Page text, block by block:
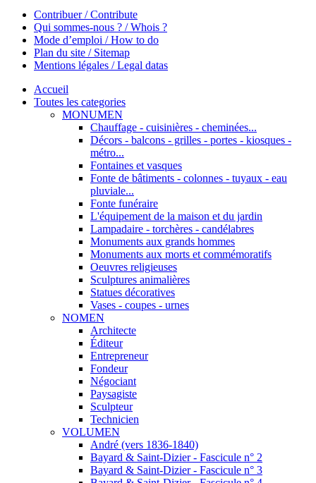
Contribuer / Contribute
Qui sommes-nous ? / Whois ?
Mode d’emploi / How to do
Plan du site / Sitemap
Mentions légales / Legal datas
Accueil
Toutes les categories
MONUMEN
Chauffage - cuisinières - cheminées...
Décors - balcons - grilles - portes - kiosques -
métro...
Fontaines et vasques
Fonte de bâtiments - colonnes - tuyaux - eau
pluviale...
Fonte funéraire
L'équipement de la maison et du jardin
Lampadaire - torchères - candélabres
Monuments aux grands hommes
Monuments aux morts et commémoratifs
Oeuvres religieuses
Sculptures animalières
Statues décoratives
Vases - coupes - urnes
NOMEN
Architecte
Éditeur
Entrepreneur
Fondeur
Négociant
Paysagiste
Sculpteur
Technicien
VOLUMEN
André (vers 1836-1840)
Bayard & Saint-Dizier - Fascicule n° 2
Bayard & Saint-Dizier - Fascicule n° 3